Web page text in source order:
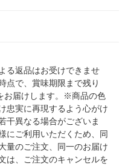
る返品はお受けできませ
点で、賞味期限まで残り
お届けします。※商品の色
忠実に再現するよう心がけ
干異なる場合がございま
にご利用いただくため、同
量のご注文、同一のお届け
は、ご注文のキャンセルを